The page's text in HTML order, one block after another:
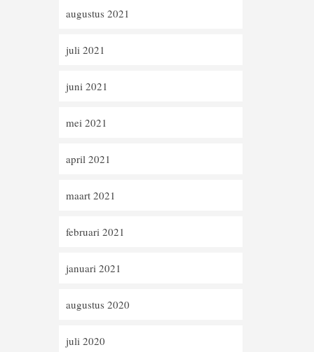
augustus 2021
juli 2021
juni 2021
mei 2021
april 2021
maart 2021
februari 2021
januari 2021
augustus 2020
juli 2020